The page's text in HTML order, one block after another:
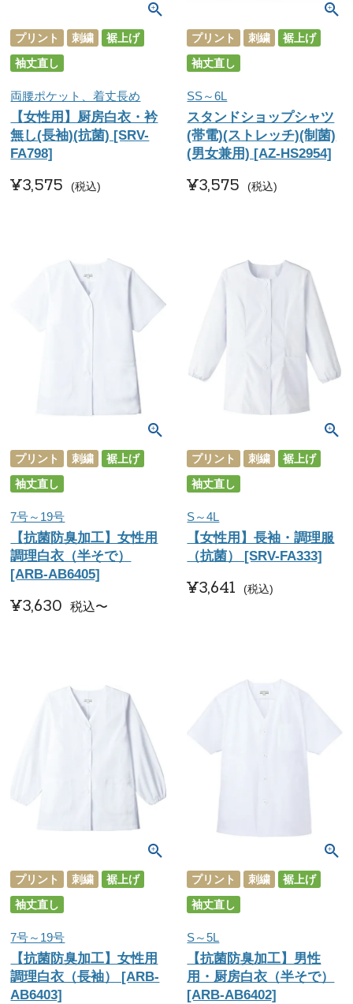
プリント 刺繍
裾上げ
袖丈直し
両腰ポケット、着丈長め
【女性用】厨房白衣・衿
無し(長袖)(抗菌) [SRV-
FA798]
¥3,575 税込
プリント 刺繍
裾上げ
袖丈直し
SS～6L
スタンドショップシャツ
(帯電)(ストレッチ)(制菌)
(男女兼用) [AZ-HS2954]
¥3,575 税込
プリント 刺繍
裾上げ
袖丈直し
7号～19号
【抗菌防臭加工】女性用
調理白衣（半そで）
[ARB-AB6405]
¥3,630 税込〜
プリント 刺繍
裾上げ
袖丈直し
S～4L
【女性用】長袖・調理服
（抗菌） [SRV-FA333]
¥3,641 税込
プリント 刺繍
裾上げ
袖丈直し
7号～19号
【抗菌防臭加工】女性用
調理白衣（長袖） [ARB-
AB6403]
プリント 刺繍
裾上げ
袖丈直し
S～5L
【抗菌防臭加工】男性
用・厨房白衣（半そで）
[ARB-AB6402]